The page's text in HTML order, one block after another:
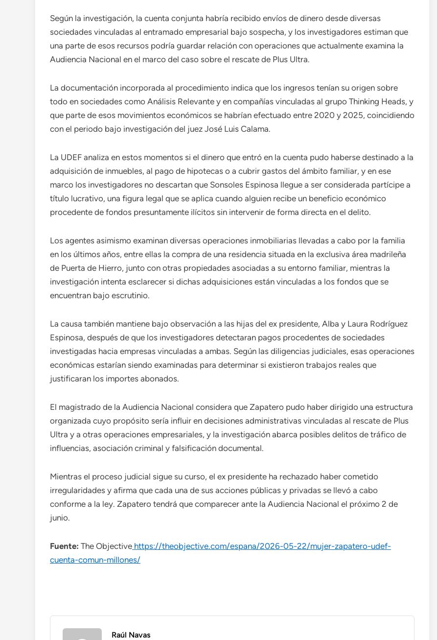
Según la investigación, la cuenta conjunta habría recibido envíos de dinero desde diversas
sociedades vinculadas al entramado empresarial bajo sospecha, y los investigadores estiman que
una parte de esos recursos podría guardar relación con operaciones que actualmente examina la
Audiencia Nacional en el marco del caso sobre el rescate de Plus Ultra.
La documentación incorporada al procedimiento indica que los ingresos tenían su origen sobre
todo en sociedades como Análisis Relevante y en compañías vinculadas al grupo Thinking Heads, y
que parte de esos movimientos económicos se habrían efectuado entre 2020 y 2025, coincidiendo
con el periodo bajo investigación del juez José Luis Calama.
La UDEF analiza en estos momentos si el dinero que entró en la cuenta pudo haberse destinado a la
adquisición de inmuebles, al pago de hipotecas o a cubrir gastos del ámbito familiar, y en ese
marco los investigadores no descartan que Sonsoles Espinosa llegue a ser considerada partícipe a
título lucrativo, una figura legal que se aplica cuando alguien recibe un beneficio económico
procedente de fondos presuntamente ilícitos sin intervenir de forma directa en el delito.
Los agentes asimismo examinan diversas operaciones inmobiliarias llevadas a cabo por la familia
en los últimos años, entre ellas la compra de una residencia situada en la exclusiva área madrileña
de Puerta de Hierro, junto con otras propiedades asociadas a su entorno familiar, mientras la
investigación intenta esclarecer si dichas adquisiciones están vinculadas a los fondos que se
encuentran bajo escrutinio.
La causa también mantiene bajo observación a las hijas del ex presidente, Alba y Laura Rodríguez
Espinosa, después de que los investigadores detectaran pagos procedentes de sociedades
investigadas hacia empresas vinculadas a ambas. Según las diligencias judiciales, esas operaciones
económicas estarían siendo examinadas para determinar si existieron trabajos reales que
justificaran los importes abonados.
El magistrado de la Audiencia Nacional considera que Zapatero pudo haber dirigido una estructura
organizada cuyo propósito sería influir en decisiones administrativas vinculadas al rescate de Plus
Ultra y a otras operaciones empresariales, y la investigación abarca posibles delitos de tráfico de
influencias, asociación criminal y falsificación documental.
Mientras el proceso judicial sigue su curso, el ex presidente ha rechazado haber cometido
irregularidades y afirma que cada una de sus acciones públicas y privadas se llevó a cabo
conforme a la ley. Zapatero tendrá que comparecer ante la Audiencia Nacional el próximo 2 de
junio.
Fuente: The Objective https://theobjective.com/espana/2026-05-22/mujer-zapatero-udef-
cuenta-comun-millones/
Raúl Navas